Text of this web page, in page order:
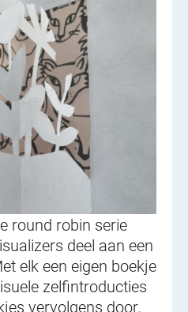
round robin serie
deel aan een
elk een eigen boekje
zelfintroducties
vervolgens door.